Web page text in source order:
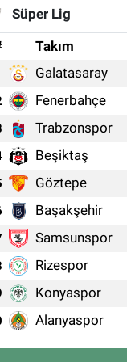
Süper Lig
Takım
Galatasaray
Fenerbahçe
Trabzonspor
Beşiktaş
Göztepe
Başakşehir
Samsunspor
Rizespor
Konyaspor
Alanyaspor